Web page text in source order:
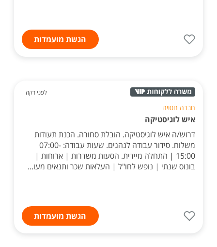
הגשת מועמדות
לפני דקה
חברה חסויה
איש לוגיסטיקה
דרוש/ה איש לוגיסטיקה. הובלת סחורה. הכנת תעודות
משלוח. סידור עבודה לנהגים. שעות עבודה: 07:00-
15:00 | התחלה מיידית. הסעות משדרות | ארוחות |
בונוס שנתי | נופש לחו"ל | העלאות שכר ותנאים מעו...
הגשת מועמדות